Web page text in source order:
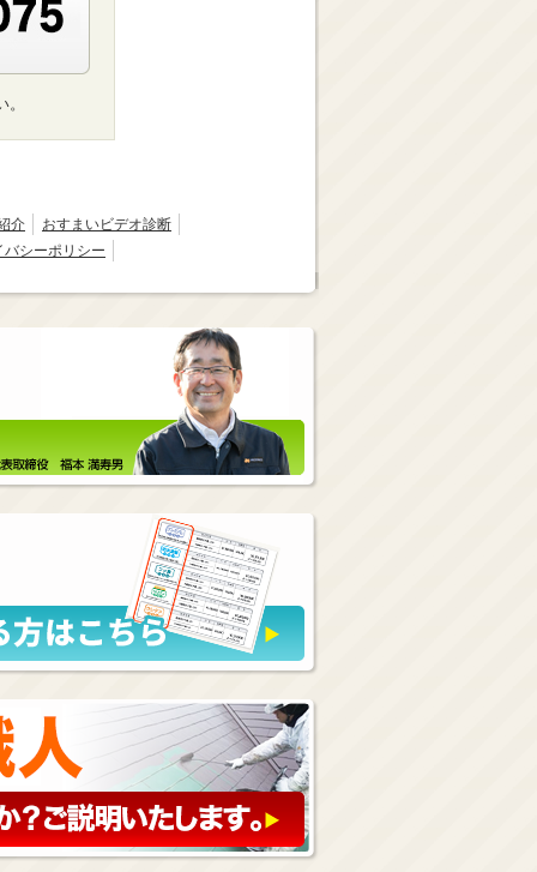
介
おすまいビデオ診断
バシーポリシー